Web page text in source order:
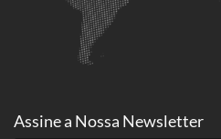
Assine a Nossa Newsletter